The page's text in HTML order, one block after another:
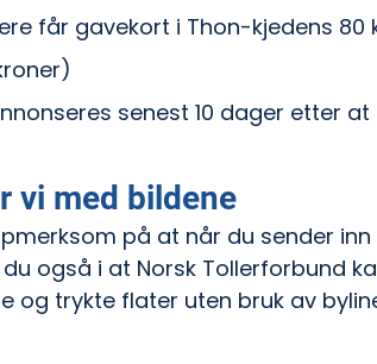
får gavekort i Thon-kjedens
senest 10 dager etter
vi med bildene
på at når du sender
også i at Norsk Tollerforbund
og trykte flater uten bruk av